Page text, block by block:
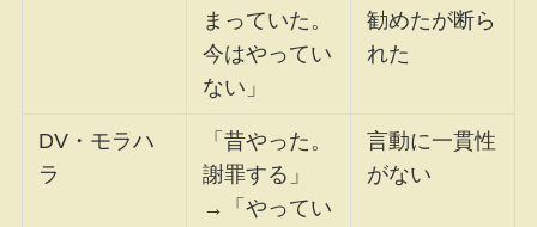
まっていた。
今はやってい
ない」
勧めたが断ら
れた
DV・モラハ
ラ
「昔やった。
謝罪する」
→「やってい
言動に一貫性
がない